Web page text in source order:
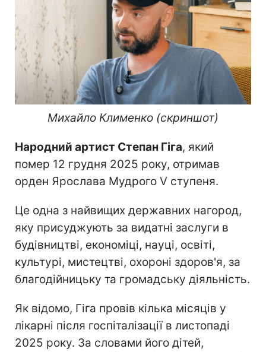
Михайло Клименко (скриншот)​
Народний артист Степан Гіга, який
помер 12 грудня 2025 року, отримав
орден Ярослава Мудрого V ступеня.
Це одна з найвищих державних нагород,
яку присуджують за видатні заслуги в
будівництві, економіці, науці, освіті,
культурі, мистецтві, охороні здоров'я, за
благодійницьку та громадську діяльність.
Як відомо, Гіга провів кілька місяців у
лікарні після госпіталізації в листопаді
2025 року. За словами його дітей,